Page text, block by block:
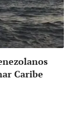
Caribe